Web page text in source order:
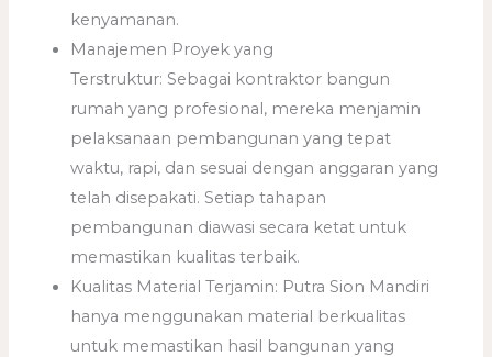
kenyamanan.
Manajemen Proyek yang
Terstruktur: Sebagai kontraktor bangun
rumah yang profesional, mereka menjamin
pelaksanaan pembangunan yang tepat
waktu, rapi, dan sesuai dengan anggaran yang
telah disepakati. Setiap tahapan
pembangunan diawasi secara ketat untuk
memastikan kualitas terbaik.
Kualitas Material Terjamin: Putra Sion Mandiri
hanya menggunakan material berkualitas
untuk memastikan hasil bangunan yang